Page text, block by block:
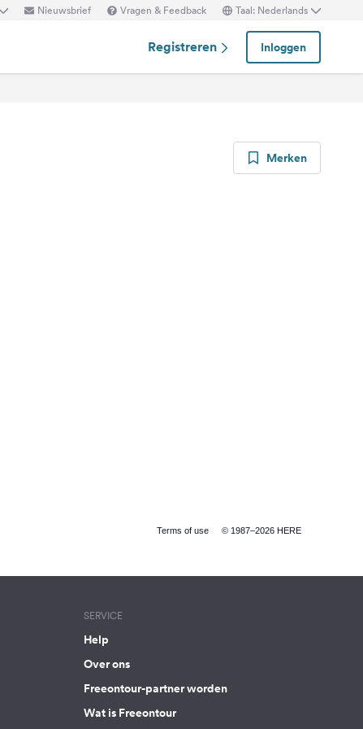
Nieuwsbrief Vragen & Feedback Taal: Nederlands
Registreren Inloggen
Merken
Terms of use © 1987–2026 HERE
SERVICE
Help
Over ons
Freeontour-partner worden
Wat is Freeontour